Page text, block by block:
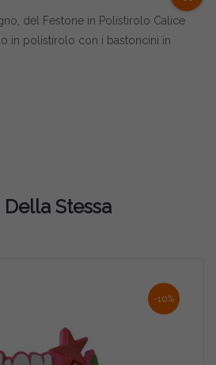
del Festone in Polistirolo Calice
in polistirolo con i bastoncini in
Stessa
-10%